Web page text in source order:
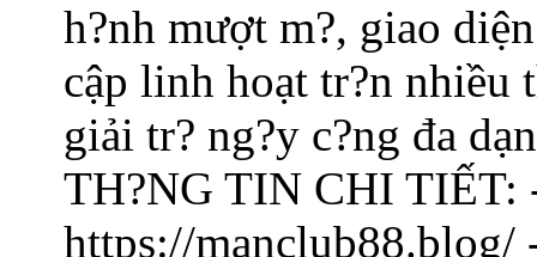
h?nh mượt m?, giao
cập linh hoạt tr?n nhiều
giải tr? ng?y c?ng đa
TH?NG TIN CHI TIẾT:
https://